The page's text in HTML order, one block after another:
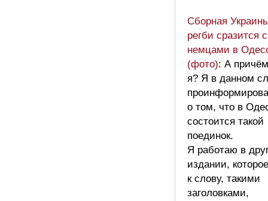
Сборная
регби сразится с
немцами в
(фото): А
я? Я в данном
о том, что в
состоится такой
поединок.
Я работаю в
издании,
к слову, такими
заголовками,